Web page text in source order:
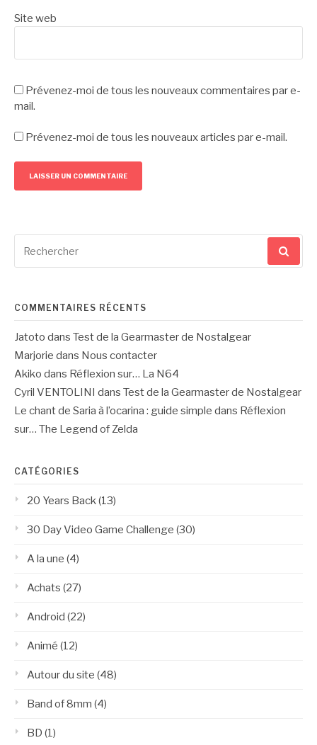
Site web
Prévenez-moi de tous les nouveaux commentaires par e-
mail.
Prévenez-moi de tous les nouveaux articles par e-mail.
pour
COMMENTAIRES RÉCENTS
Jatoto dans Test de la Gearmaster de Nostalgear
Marjorie dans Nous contacter
Akiko dans Réflexion sur… La N64
Cyril VENTOLINI dans Test de la Gearmaster de Nostalgear
Le chant de Saria à l’ocarina : guide simple dans Réflexion
sur… The Legend of Zelda
CATÉGORIES
20 Years Back(13)
30 Day Video Game Challenge (30)
A la une (4)
Achats (27)
Android (22)
Animé (12)
Autour du site (48)
Band of 8mm (4)
BD (1)